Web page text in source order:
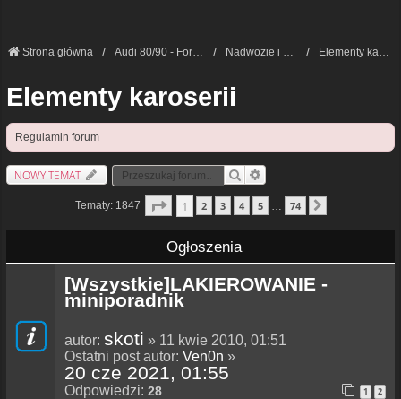
Strona główna Audi 80/90 - Forum Techniczne Nadwozie i wnętrze Elementy karoserii
Elementy karoserii
Regulamin forum
NOWY TEMAT Szukaj
Tematy: 1847 Strona1 74
1 2 3 4 5 74
Ogłoszenia
[Wszystkie]LAKIEROWANIE -
miniporadnik
autor: skoti » 11 kwie 2010, 01:51
Ostatni post autor: Ven0n »
20 cze 2021, 01:55
Odpowiedzi: 28 1 2